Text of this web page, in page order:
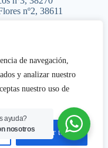
de navegación,
y analizar nuestro
nuestro uso de
Aceptar todo
nº2, 38611
ayuda?
nosotros